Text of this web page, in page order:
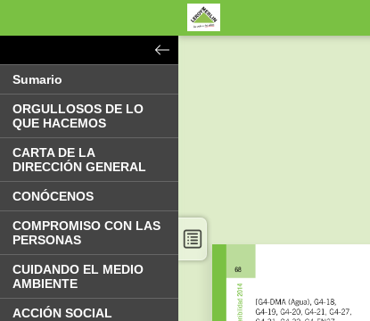
Sumario
ORGULLOSOS DE LO
QUE HACEMOS
CARTA DE LA
DIRECCIÓN GENERAL
CONÓCENOS
COMPROMISO CON LAS
PERSONAS
CUIDANDO EL MEDIO
AMBIENTE
ACCIÓN SOCIAL